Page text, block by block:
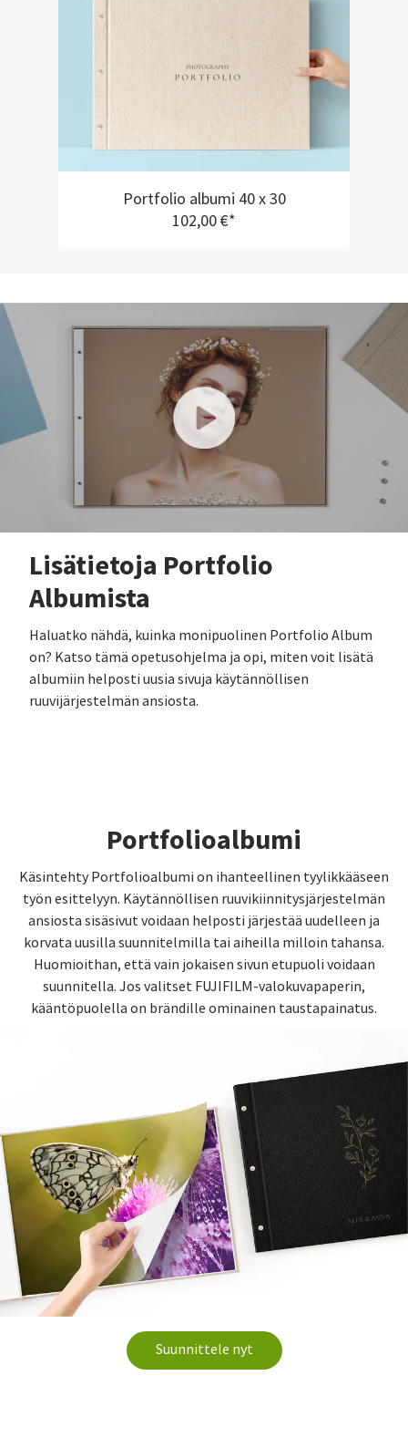
Portfolio albumi 40 x 30
102,00 €*
Lisätietoja Portfolio
Albumista
Haluatko nähdä, kuinka monipuolinen Portfolio Album
on? Katso tämä opetusohjelma ja opi, miten voit lisätä
albumiin helposti uusia sivuja käytännöllisen
ruuvijärjestelmän ansiosta.
Portfolioalbumi
Käsintehty Portfolioalbumi on ihanteellinen tyylikkääseen
työn esittelyyn. Käytännöllisen ruuvikiinnitysjärjestelmän
ansiosta sisäsivut voidaan helposti järjestää uudelleen ja
korvata uusilla suunnitelmilla tai aiheilla milloin tahansa.
Huomioithan, että vain jokaisen sivun etupuoli voidaan
suunnitella. Jos valitset FUJIFILM-valokuvapaperin,
kääntöpuolella on brändille ominainen taustapainatus.
Suunnittele nyt